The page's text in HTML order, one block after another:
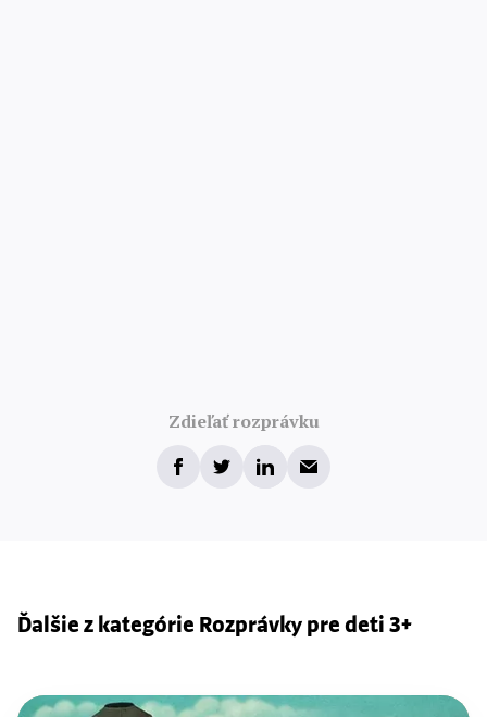
Zdieľať rozprávku
Ďalšie z kategórie Rozprávky pre deti 3+